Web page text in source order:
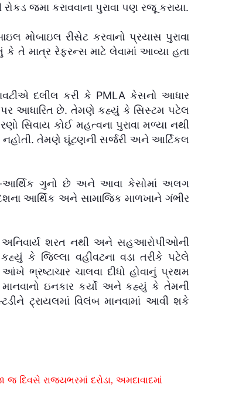
જમા કરાવવાના પુરાવા પણ રજૂ કરાયા.
મોબાઇલ રીસેટ કરવાનો પ્રયાસ પુરાવા
તે માત્ર રેફરન્સ માટે લેવામાં આવ્યા હતા
દલીલ કરી કે PMLA કેસનો આધાર
આધારિત છે. તેમણે કહ્યું કે સિસ્ટમ પટેલ
સિવાય કોઈ મહત્વના પુરાવા મળ્યા નથી
નહોતી. તેમણે ઘૂંટણની સર્જરી અને આર્ટિકલ
આર્થિક ગુનો છે અને આવા કેસોમાં અલગ
આર્થિક અને સામાજિક માળખાને ગંભીર
અનિવાર્ય શરત નથી અને સહઆરોપીઓની
કે જિલ્લા વહીવટના વડા તરીકે પટેલે
ભ્રષ્ટાચાર ચાલવા દીધો હોવાનું પ્રથમ
ઇનકાર કર્યો અને કહ્યું કે તેમની
ટ્રાયલમાં વિલંબ માનવામાં આવી શકે
દિવસે રાજ્યભરમાં દરોડા, અમદાવાદમાં